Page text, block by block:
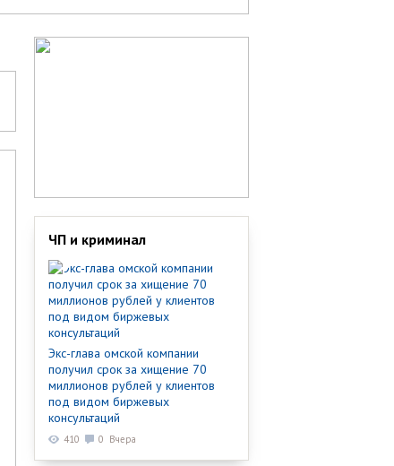
ЧП и криминал
Экс-глава омской компании
получил срок за хищение 70
миллионов рублей у клиентов
под видом биржевых
консультаций
410 0 Вчера